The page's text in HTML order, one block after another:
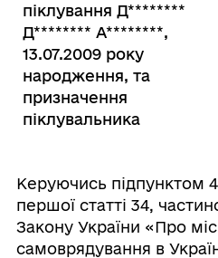
піклування Д********
Д******** А********,
13.07.2009 року
народження, та
призначення
піклувальника
Керуючись підпунктом
першої статті 34,
Закону України «Про
самоврядування в